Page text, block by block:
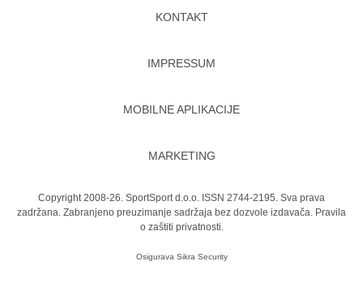
KONTAKT
IMPRESSUM
MOBILNE APLIKACIJE
MARKETING
Copyright 2008-26. SportSport d.o.o. ISSN 2744-2195. Sva prava
zadržana. Zabranjeno preuzimanje sadržaja bez dozvole izdavača. Pravila
o zaštiti privatnosti.
Osigurava Sikra Security